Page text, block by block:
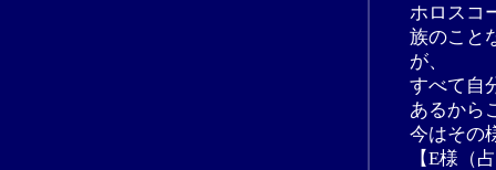
ホロスコ
族のこと
が、
すべて自
あるから
今はその
【E様（